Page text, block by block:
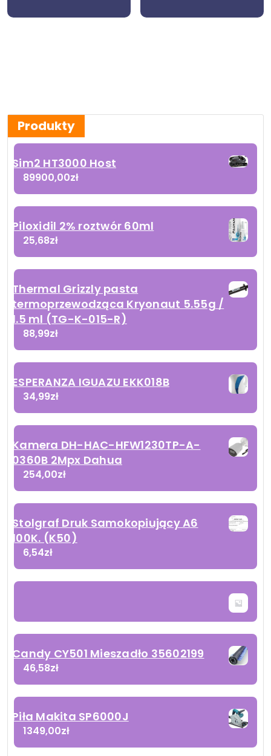
Produkty
Sim2 HT3000 Host
89900,00zł
Piloxidil 2% roztwór 60ml
25,68zł
Thermal Grizzly pasta
termoprzewodząca Kryonaut 5.55g /
1.5 ml (TG-K-015-R)
88,99zł
ESPERANZA IGUAZU EKK018B
34,99zł
Kamera DH-HAC-HFW1230TP-A-
0360B 2Mpx Dahua
254,00zł
Stolgraf Druk Samokopiujący A6
100K. (K50)
6,54zł
Candy CY501 Mieszadło 35602199
46,58zł
Piła Makita SP6000J
1349,00zł